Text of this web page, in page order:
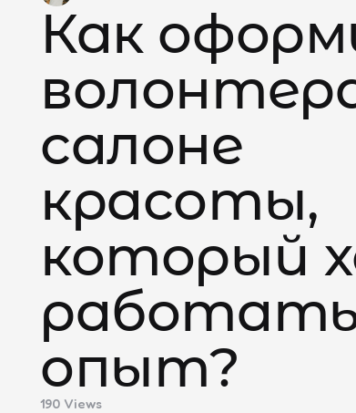
Как
салоне
красоты,
который
опыт?
190 Views